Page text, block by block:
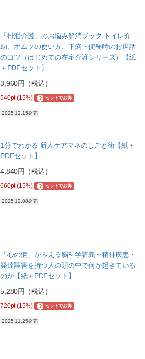
「排泄介護」のお悩み解消ブック トイレ介
助、オムツの使い方、下痢・便秘時のお世話
のコツ（はじめての在宅介護シリーズ）【紙
＋PDFセット】
3,960円（税込）
540pt (15%) ? セットでお得
2025.12.15発売
1分でわかる 新人ケアマネのしごと術【紙＋
PDFセット】
4,840円（税込）
660pt (15%) ? セットでお得
2025.12.08発売
「心の病」がみえる脳科学講義～精神疾患・
発達障害を持つ人の頭の中で何が起きている
のか【紙＋PDFセット】
5,280円（税込）
720pt (15%) ? セットでお得
2025.11.25発売